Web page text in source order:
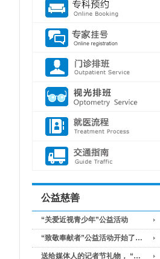
公益慈善
“关爱近视青少年”公益活动
“致敬奉献者”公益活动开始了…
送给媒体人的记者节礼物， “…